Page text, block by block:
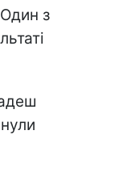
з